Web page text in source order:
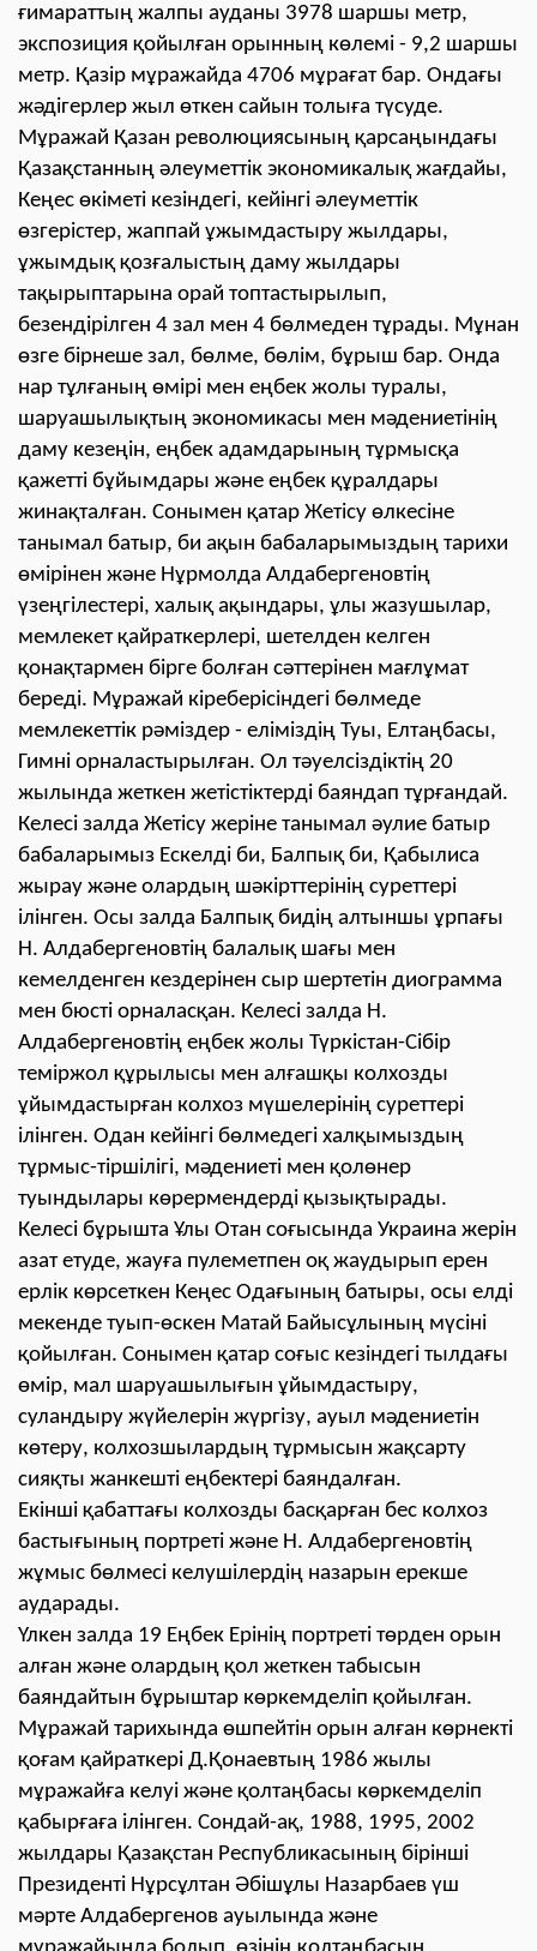
ғимараттың жалпы ауданы 3978 шаршы метр,
экспозиция қойылған орынның көлемі - 9,2 шаршы
метр. Қазір мұражайда 4706 мұрағат бар. Ондағы
жәдігерлер жыл өткен сайын толыға түсуде.
Мұражай Қазан революциясының қарсаңындағы
Қазақстанның әлеуметтік экономикалық жағдайы,
Кеңес өкіметі кезіндегі, кейінгі әлеуметтік
өзгерістер, жаппай ұжымдастыру жылдары,
ұжымдық қозғалыстың даму жылдары
тақырыптарына орай топтастырылып,
безендірілген 4 зал мен 4 бөлмеден тұрады. Мұнан
өзге бірнеше зал, бөлме, бөлім, бұрыш бар. Онда
нар тұлғаның өмірі мен еңбек жолы туралы,
шаруашылықтың экономикасы мен мәдениетінің
даму кезеңін, еңбек адамдарының тұрмысқа
қажетті бұйымдары және еңбек құралдары
жинақталған. Сонымен қатар Жетісу өлкесіне
танымал батыр, би ақын бабаларымыздың тарихи
өмірінен және Нұрмолда Алдабергеновтің
үзеңгілестері, халық ақындары, ұлы жазушылар,
мемлекет қайраткерлері, шетелден келген
қонақтармен бірге болған сәттерінен мағлұмат
береді. Мұражай кіреберісіндегі бөлмеде
мемлекеттік рәміздер - еліміздің Туы, Елтаңбасы,
Гимні орналастырылған. Ол тәуелсіздіктің 20
жылында жеткен жетістіктерді баяндап тұрғандай.
Келесі залда Жетісу жеріне танымал әулие батыр
бабаларымыз Ескелді би, Балпық би, Қабылиса
жырау және олардың шәкірттерінің суреттері
ілінген. Осы залда Балпық бидің алтыншы ұрпағы
Н. Алдабергеновтің балалық шағы мен
кемелденген кездерінен сыр шертетін диограмма
мен бюсті орналасқан. Келесі залда Н.
Алдабергеновтің еңбек жолы Түркістан-Сібір
теміржол құрылысы мен алғашқы колхозды
ұйымдастырған колхоз мүшелерінің суреттері
ілінген. Одан кейінгі бөлмедегі халқымыздың
тұрмыс-тіршілігі, мәдениеті мен қолөнер
туындылары көрермендерді қызықтырады.
Келесі бұрышта Ұлы Отан соғысында Украина жерін
азат етуде, жауға пулеметпен оқ жаудырып ерен
ерлік көрсеткен Кеңес Одағының батыры, осы елді
мекенде туып-өскен Матай Байысұлының мүсіні
қойылған. Сонымен қатар соғыс кезіндегі тылдағы
өмір, мал шаруашылығын ұйымдастыру,
суландыру жүйелерін жүргізу, ауыл мәдениетін
көтеру, колхозшылардың тұрмысын жақсарту
сияқты жанкешті еңбектері баяндалған.
Екінші қабаттағы колхозды басқарған бес колхоз
бастығының портреті және Н. Алдабергеновтің
жұмыс бөлмесі келушілердің назарын ерекше
аударады.
Үлкен залда 19 Еңбек Ерінің портреті төрден орын
алған және олардың қол жеткен табысын
баяндайтын бұрыштар көркемделіп қойылған.
Мұражай тарихында өшпейтін орын алған көрнекті
қоғам қайраткері Д.Қонаевтың 1986 жылы
мұражайға келуі және қолтаңбасы көркемделіп
қабырғаға ілінген. Сондай-ақ, 1988, 1995, 2002
жылдары Қазақстан Республикасының бірінші
Президенті Нұрсұлтан Әбішұлы Назарбаев үш
мәрте Алдабергенов ауылында және